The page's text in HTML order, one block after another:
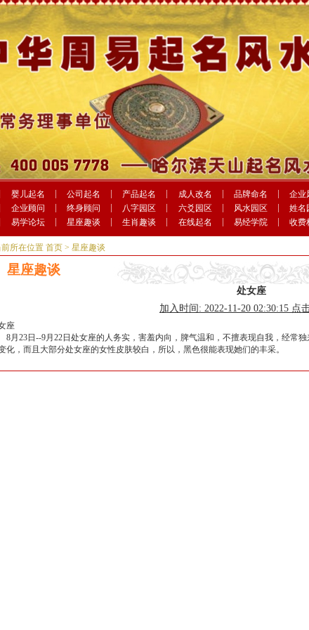
婴儿起名 公司起名 产品起名 成人改名 品牌命名 企业
企业顾问 终身顾问 八字园区 六爻园区 风水园区 姓名
易学论坛 星座趣谈 生肖趣谈 在线起名 易经学院 收费
所在位置 首页 > 星座趣谈
星座趣谈
处女座
加入时间: 2022-11-20 02:30:15 点
座
23日--9月22日处女座的人务实，害羞内向，脾气温和，不擅表现自我，经常
化，而且大部分处女座的女性皮肤较白，所以，黑色很能表现她们的丰采。